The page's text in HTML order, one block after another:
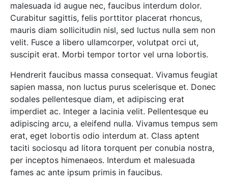
malesuada id augue nec, faucibus interdum dolor.
Curabitur sagittis, felis porttitor placerat rhoncus,
mauris diam sollicitudin nisl, sed luctus nulla sem non
velit. Fusce a libero ullamcorper, volutpat orci ut,
suscipit erat. Morbi tempor tortor vel urna lobortis.
Hendrerit faucibus massa consequat. Vivamus feugiat
sapien massa, non luctus purus scelerisque et. Donec
sodales pellentesque diam, et adipiscing erat
imperdiet ac. Integer a lacinia velit. Pellentesque eu
adipiscing arcu, a eleifend nulla. Vivamus tempus sem
erat, eget lobortis odio interdum at. Class aptent
taciti sociosqu ad litora torquent per conubia nostra,
per inceptos himenaeos. Interdum et malesuada
fames ac ante ipsum primis in faucibus.